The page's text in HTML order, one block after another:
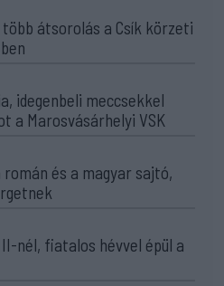
átsorolás a Csík körzeti
idegenbeli meccsekkel
a Marosvásárhelyi VSK
és a magyar sajtó,
II-nél, fiatalos hévvel épül a